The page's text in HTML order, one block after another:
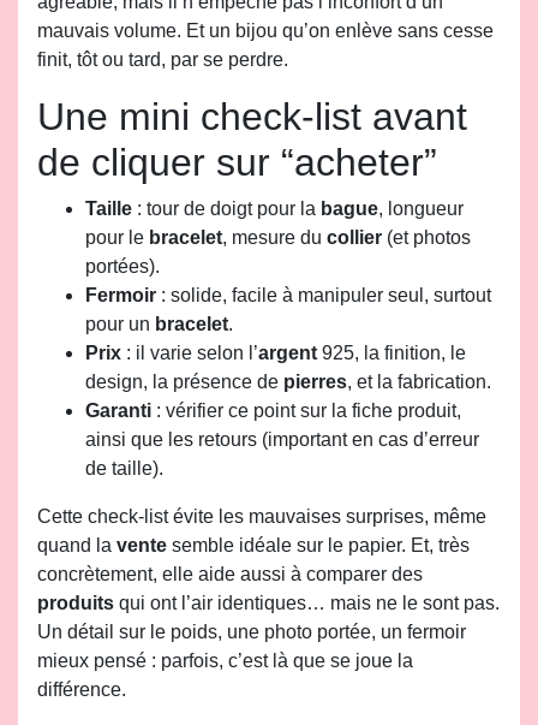
mauvais volume. Et un bijou qu’on enlève sans cesse
finit, tôt ou tard, par se perdre.
Une mini check-list avant
de cliquer sur “acheter”
Taille : tour de doigt pour la bague, longueur
pour le bracelet, mesure du collier (et photos
portées).
Fermoir : solide, facile à manipuler seul, surtout
pour un bracelet.
Prix : il varie selon l’argent 925, la finition, le
design, la présence de pierres, et la fabrication.
Garanti : vérifier ce point sur la fiche produit,
ainsi que les retours (important en cas d’erreur
de taille).
Cette check-list évite les mauvaises surprises, même
quand la vente semble idéale sur le papier. Et, très
concrètement, elle aide aussi à comparer des
produits qui ont l’air identiques… mais ne le sont pas.
Un détail sur le poids, une photo portée, un fermoir
mieux pensé : parfois, c’est là que se joue la
différence.